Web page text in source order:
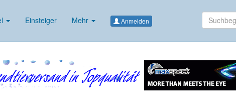
Einsteiger Mehr Anmelden